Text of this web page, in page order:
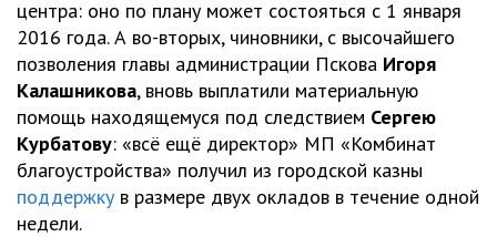
центра: оно по плану может состояться с 1 января
2016 года. А во-вторых, чиновники, с высочайшего
позволения главы администрации Пскова Игоря
Калашникова, вновь выплатили материальную
помощь находящемуся под следствием Сергею
Курбатову: «всё ещё директор» МП «Комбинат
благоустройства» получил из городской казны
поддержку в размере двух окладов в течение одной
недели.